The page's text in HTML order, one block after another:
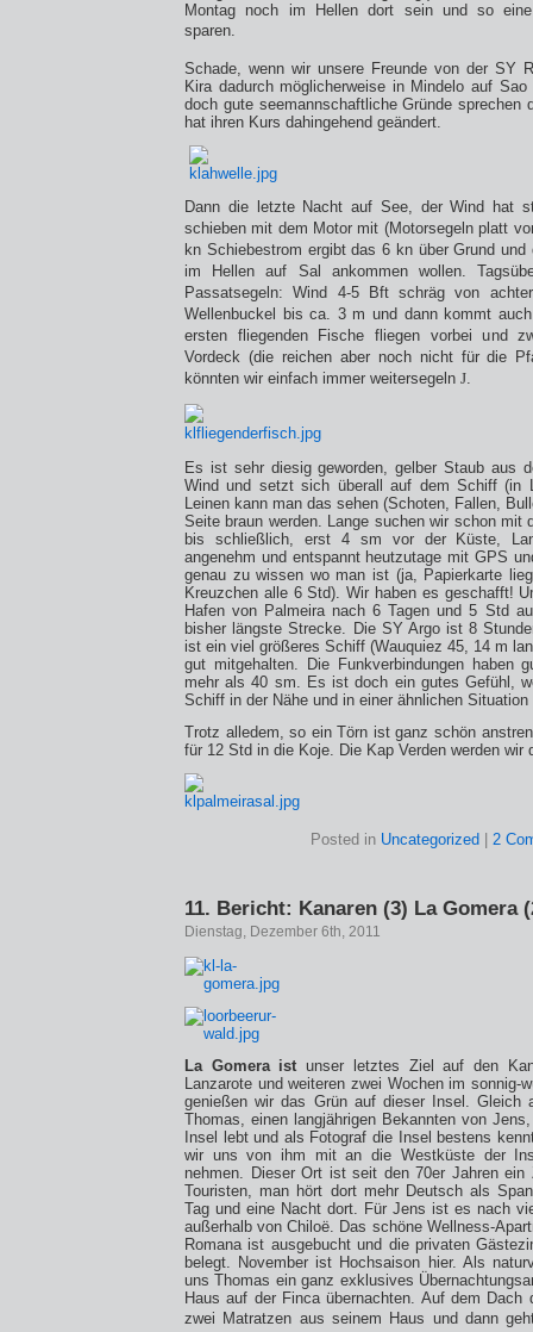
Montag noch im Hellen dort sein und so eine
sparen.
Schade, wenn wir unsere Freunde von der SY
Kira dadurch möglicherweise in Mindelo auf
doch gute seemannschaftliche Gründe sprechen
hat ihren Kurs dahingehend geändert.
Dann die letzte Nacht auf See, der Wind hat
schieben mit dem Motor mit (Motorsegeln platt
kn Schiebestrom ergibt das 6 kn über Grund und
im Hellen auf Sal ankommen wollen.
Passatsegeln: Wind 4-5 Bft schräg von
Wellenbuckel bis ca. 3 m und dann kommt
ersten fliegenden Fische fliegen vorbei und
Vordeck (die reichen aber noch nicht für die
könnten wir einfach immer weitersegeln J.
Es ist sehr diesig geworden, gelber Staub aus
Wind und setzt sich überall auf dem Schiff (in
Leinen kann man das sehen (Schoten, Fallen,
Seite braun werden. Lange suchen wir schon mit
bis schließlich, erst 4 sm vor der Küste,
angenehm und entspannt heutzutage mit GPS
genau zu wissen wo man ist (ja, Papierkarte
Kreuzchen alle 6 Std). Wir haben es geschafft!
Hafen von Palmeira nach 6 Tagen und 5 Std
bisher längste Strecke. Die SY Argo ist 8
ist ein viel größeres Schiff (Wauquiez 45, 14 m
gut mitgehalten. Die Funkverbindungen haben
mehr als 40 sm. Es ist doch ein gutes Gefühl,
Schiff in der Nähe und in einer ähnlichen Situation
Trotz alledem, so ein Törn ist ganz schön
für 12 Std in die Koje. Die Kap Verden werden wir
Posted in Uncategorized 2
11. Bericht: Kanaren (3) La Gomera
Dienstag, Dezember 6th, 2011
La Gomera istunser letztes Ziel auf den
Lanzarote und weiteren zwei Wochen im sonnig-
genießen wir das Grün auf dieser Insel. Gleich
Thomas, einen langjährigen Bekannten von
Insel lebt und als Fotograf die Insel bestens
wir uns von ihm mit an die Westküste der
nehmen. Dieser Ort ist seit den 70er Jahren ein
Touristen, man hört dort mehr Deutsch als
Tag und eine Nacht dort. Für Jens ist es nach
außerhalb von Chiloë. Das schöne Wellness-
Romana ist ausgebucht und die privaten
belegt. November ist Hochsaison hier. Als
uns Thomas ein ganz exklusives
Haus auf der Finca übernachten. Auf dem
zwei Matratzen aus seinem Haus und dann